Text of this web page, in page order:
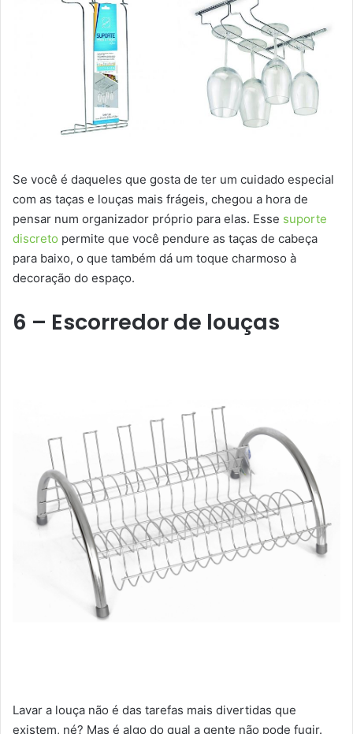
Se você é daqueles que gosta de ter um cuidado especial
com as taças e louças mais frágeis, chegou a hora de
pensar num organizador próprio para elas. Esse suporte
discreto permite que você pendure as taças de cabeça
para baixo, o que também dá um toque charmoso à
decoração do espaço.
6 – Escorredor de louças
Lavar a louça não é das tarefas mais divertidas que
existem, né? Mas é algo do qual a gente não pode fugir.